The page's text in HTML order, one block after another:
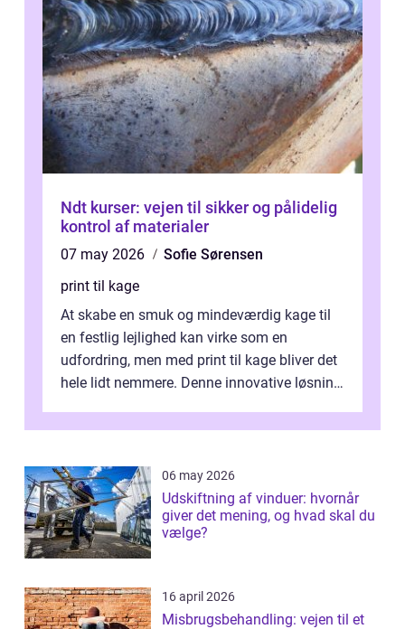
Ndt kurser: vejen til sikker og pålidelig
kontrol af materialer
07 may 2026
Sofie Sørensen
print til kage
At skabe en smuk og mindeværdig kage til
en festlig lejlighed kan virke som en
udfordring, men med print til kage bliver det
hele lidt nemmere. Denne innovative løsning
06 may 2026
Udskiftning af vinduer: hvornår
giver det mening, og hvad skal du
vælge?
16 april 2026
Misbrugsbehandling: vejen til et